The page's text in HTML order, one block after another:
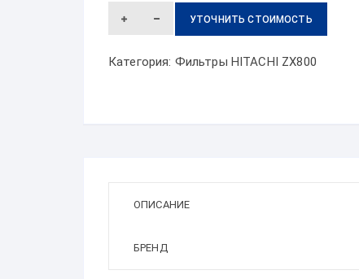
УТОЧНИТЬ СТОИМОСТЬ
Категория: Фильтры HITACHI ZX800
ОПИСАНИЕ
БРЕНД